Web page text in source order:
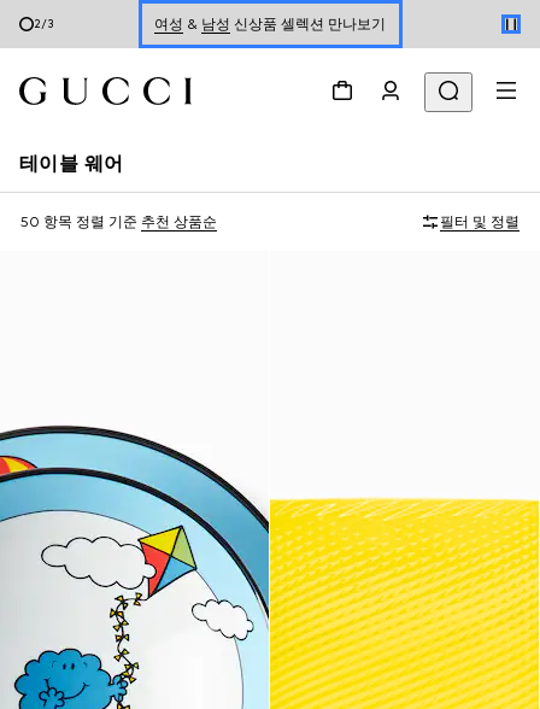
3/3 온라인 구매 시 특별한 혜택을 만나보세요
테이블 웨어
50 항목 정렬 기준 추천 상품순 필터 및 정렬